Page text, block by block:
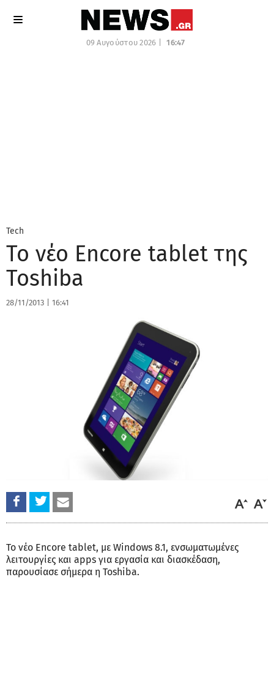
09 Αυγούστου 2026 | 16:47
Tech
Το νέο Encore tablet της
Toshiba
28/11/2013 16:41
Το νέο Encore tablet, με Windows 8.1, ενσωματωμένες
λειτουργίες και apps για εργασία και διασκέδαση,
παρουσίασε σήμερα η Toshiba.